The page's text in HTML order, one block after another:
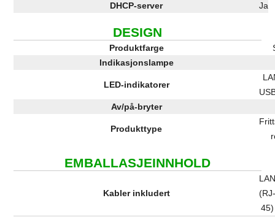
DHCP-server
Ja
DESIGN
Produktfarge
Indikasjonslampe
LED-indikatorer
Av/på-bryter
Produkttype
EMBALLASJEINNHOLD
Kabler inkludert
45)